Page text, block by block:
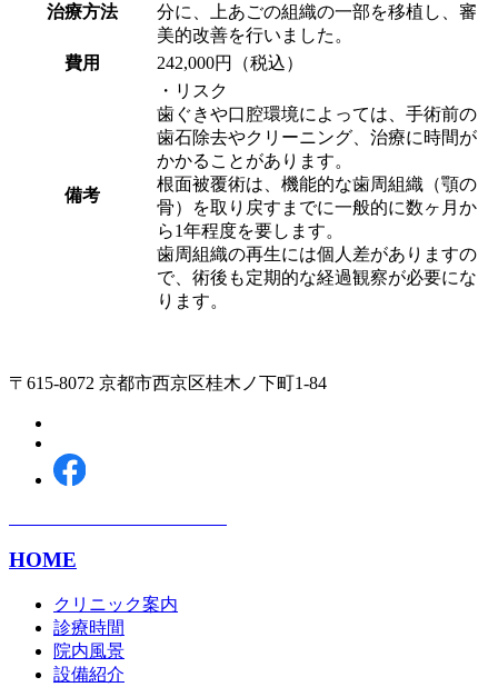
治療方法
分に、上あごの組織の一部を移植し、審
美的改善を行いました。
費用
242,000円（税込）
備考
・リスク
歯ぐきや口腔環境によっては、手術前の
歯石除去やクリーニング、治療に時間が
かかることがあります。
根面被覆術は、機能的な歯周組織（顎の
骨）を取り戻すまでに一般的に数ヶ月か
ら1年程度を要します。
歯周組織の再生には個人差がありますの
で、術後も定期的な経過観察が必要にな
ります。
〒615-8072 京都市西京区桂木ノ下町1-84
HOME
クリニック案内
診療時間
院内風景
設備紹介